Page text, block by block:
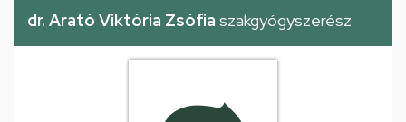
dr. Arató Viktória Zsófia szakgyógyszerész